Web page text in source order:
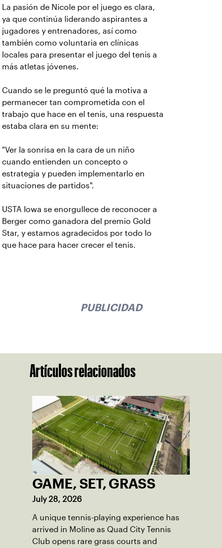
La pasión de Nicole por el juego es clara,
ya que continúa liderando aspirantes a
jugadores y entrenadores, así como
también como voluntaria en clínicas
locales para presentar el juego del tenis a
más atletas jóvenes.
Cuando se le preguntó qué la motiva a
permanecer tan comprometida con el
trabajo que hace en el tenis, una respuesta
estaba clara en su mente:
"Ver la sonrisa en la cara de un niño
cuando entienden un concepto o
estrategia y pueden implementarlo en
situaciones de partidos".
USTA Iowa se enorgullece de reconocer a
Berger como ganadora del premio Gold
Star, y estamos agradecidos por todo lo
que hace para hacer crecer el tenis.
PUBLICIDAD
Artículos relacionados
GAME, SET, GRASS
July 28, 2026
A unique tennis-playing experience has
arrived in Moline as Quad City Tennis
Club opens rare grass courts and